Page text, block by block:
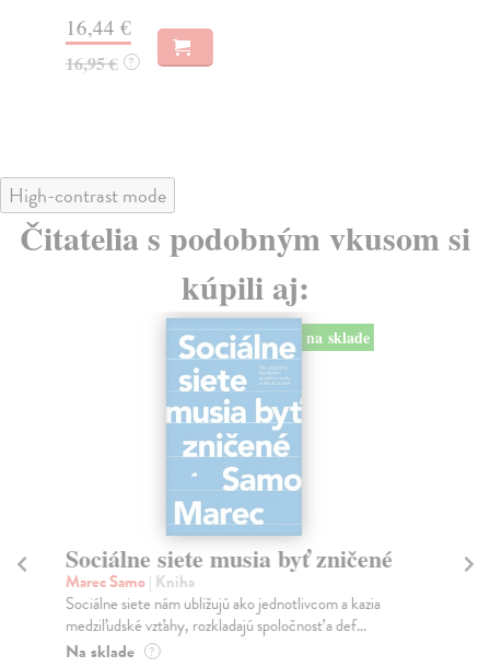
16,44 €
16,95 € ?
High-contrast mode
Čitatelia s podobným vkusom si
kúpili aj:
na sklade
Sociálne siete musia byť zničené
Marec Samo| Kniha
Sociálne siete nám ubližujú ako jednotlivcom a kazia
medziľudské vzťahy, rozkladajú spoločnosť a def...
Na sklade ?